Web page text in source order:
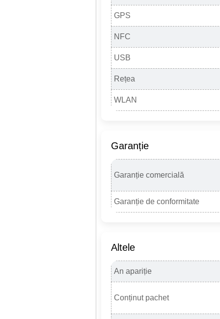
GPS
NFC
USB
Rețea
WLAN
Garanție
Garanție comercială
Garanție de conformitate
Altele
An apariție
Conținut pachet